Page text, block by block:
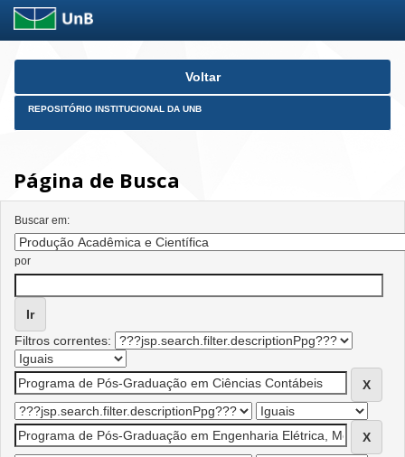
Skip
Voltar
REPOSITÓRIO INSTITUCIONAL DA UNB
Página de Busca
Buscar em:
por
Filtros correntes: